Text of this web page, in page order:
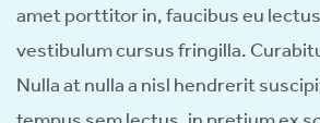
amet porttitor in, faucibus eu
vestibulum cursus fringilla.
Nulla at nulla a nisl hendrerit